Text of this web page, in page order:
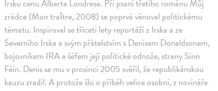
Irsku cenu Alberta Londrese. Při psaní třetího románu Můj
zrádce (Mon traître, 2008) se poprvé věnoval politickému
tématu. Inspiroval se třiceti lety reportáží z Irska a ze
Severního Irska a svým přátelstvím s Denisem Donaldsonem,
bojovníkem IRA a šéfem její politické odnože, strany Sinn
Féin. Denis se mu v prosinci 2005 svěřil, že republikánskou
kauzu zradil. A protože šlo o příběh velice osobní, z novináře